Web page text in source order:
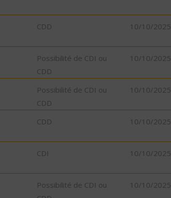
CDD 10/10/2025
Possibilité de CDI ou
CDD
10/10/2025
Possibilité de CDI ou
CDD
10/10/2025
CDD 10/10/2025
CDI 10/10/2025
Possibilité de CDI ou
10/10/2025